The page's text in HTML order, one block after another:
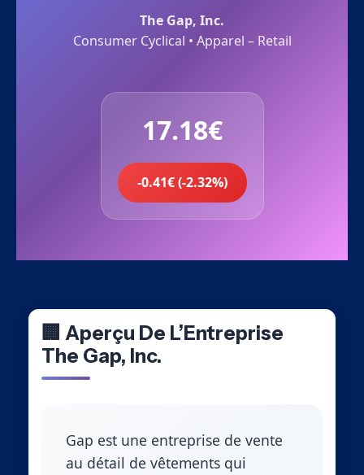
The Gap, Inc.
Consumer Cyclical • Apparel – Retail
17.18€
-0.41€ (-2.32%)
🏢 Aperçu De L’Entreprise
The Gap, Inc.
Gap est une entreprise de vente
au détail de vêtements qui